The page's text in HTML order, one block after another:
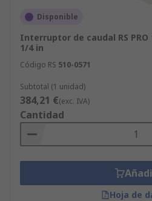
Disponible
Interruptor de caudal RS PRO
1/4 in
Código RS 510-0571
Subtotal (1 unidad)
384,21 €(exc. IVA)
Cantidad
Hoja de